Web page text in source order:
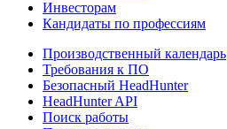
Инвесторам
Кандидаты по профессиям
Производственный календарь
Требования к ПО
Безопасный HeadHunter
HeadHunter API
Поиск работы